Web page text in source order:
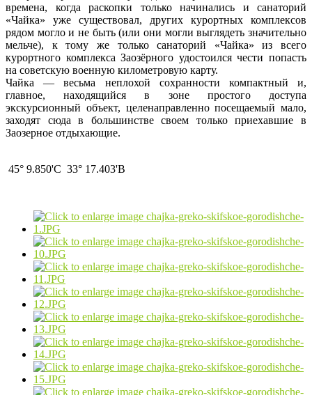
времена, когда раскопки только начинались и санаторий
«Чайка» уже существовал, других курортных комплексов
рядом могло и не быть (или они могли выглядеть значительно
мельче), к тому же только санаторий «Чайка» из всего
курортного комплекса Заозёрного удостоился чести попасть
на советскую военную километровую карту.
Чайка — весьма неплохой сохранности компактный и,
главное, находящийся в зоне простого доступа
экскурсионный объект, целенаправленно посещаемый мало,
заходят сюда в большинстве своем только приехавшие в
Заозерное отдыхающие.
45° 9.850'С 33° 17.403'В